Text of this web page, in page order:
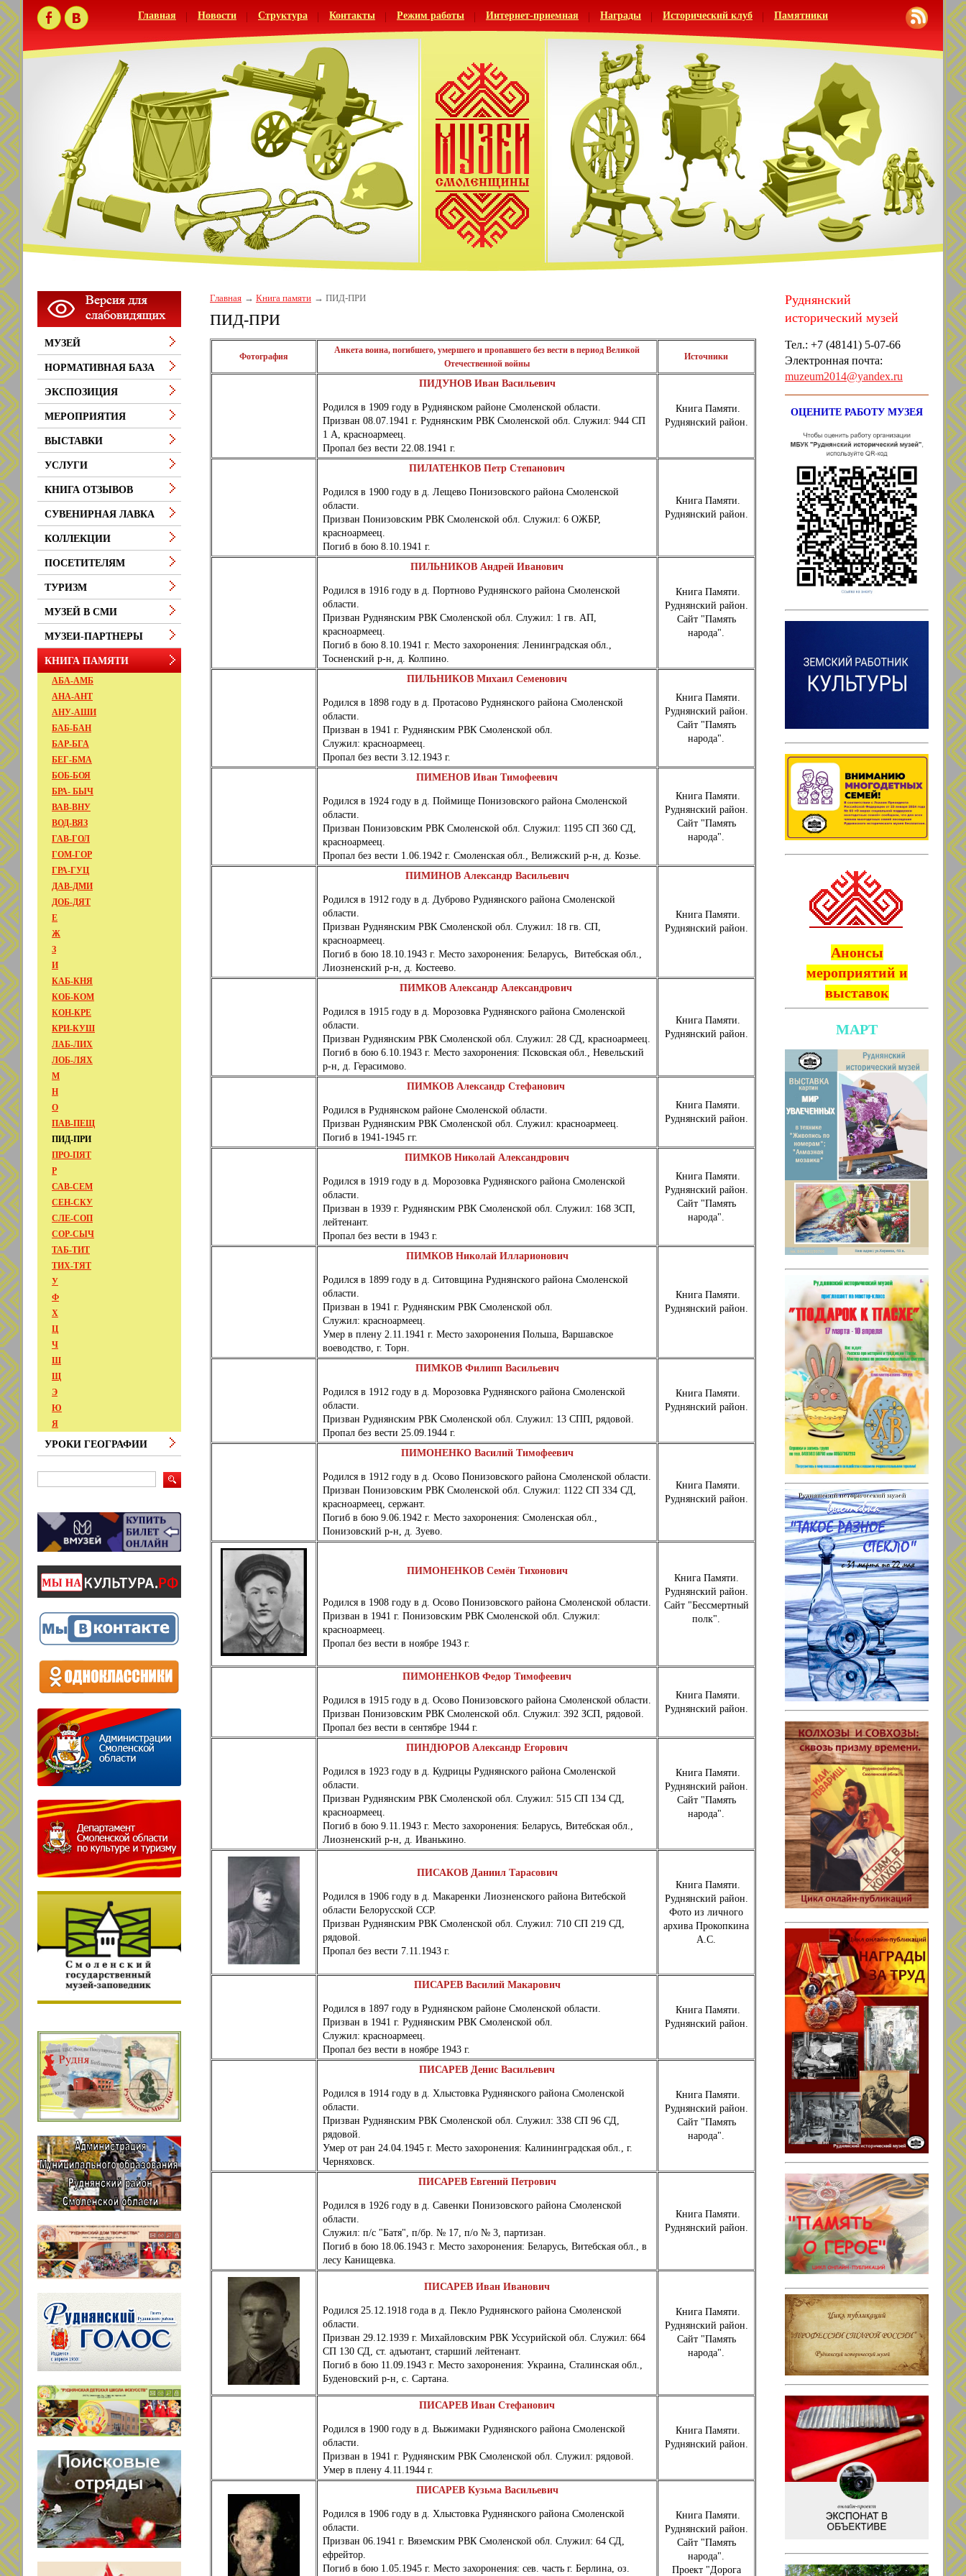
Главная Новости Структура Контакты Режим работы Интернет-приемная Награды Исторический клуб Памятники
Главная Книга памяти ПИД-ПРИ
ПИД-ПРИ
Фотография
Анкета воина, погибшего, умершего и пропавшего без вести в период Великой
Отечественной войны
Источники
ПИДУНОВ Иван Васильевич
Родился в 1909 году в Руднянском районе Смоленской области.
Призван 08.07.1941 г. Руднянским РВК Смоленской обл. Служил: 944 СП
1 А, красноармеец.
Пропал без вести 22.08.1941 г.
Книга Памяти.
Руднянский район.
ПИЛАТЕНКОВ Петр Степанович
Родился в 1900 году в д. Лещево Понизовского района Смоленской
области.
Призван Понизовским РВК Смоленской обл. Служил: 6 ОЖБР,
красноармеец.
Погиб в бою 8.10.1941 г.
Книга Памяти.
Руднянский район.
ПИЛЬНИКОВ Андрей Иванович
Родился в 1916 году в д. Портново Руднянского района Смоленской
области.
Призван Руднянским РВК Смоленской обл. Служил: 1 гв. АП,
красноармеец.
Погиб в бою 8.10.1941 г. Место захоронения: Ленинградская обл.,
Тосненский р-н, д. Колпино.
Книга Памяти.
Руднянский район.
Сайт "Память
народа".
ПИЛЬНИКОВ Михаил Семенович
Родился в 1898 году в д. Протасово Руднянского района Смоленской
области.
Призван в 1941 г. Руднянским РВК Смоленской обл.
Служил: красноармеец.
Пропал без вести 3.12.1943 г.
Книга Памяти.
Руднянский район.
Сайт "Память
народа".
ПИМЕНОВ Иван Тимофеевич
Родился в 1924 году в д. Поймище Понизовского района Смоленской
области.
Призван Понизовским РВК Смоленской обл. Служил: 1195 СП 360 СД,
красноармеец.
Пропал без вести 1.06.1942 г. Смоленская обл., Велижский р-н, д. Козье.
Книга Памяти.
Руднянский район.
Сайт "Память
народа".
ПИМИНОВ Александр Васильевич
Родился в 1912 году в д. Дуброво Руднянского района Смоленской
области.
Призван Руднянским РВК Смоленской обл. Служил: 18 гв. СП,
красноармеец.
Погиб в бою 18.10.1943 г. Место захоронения: Беларусь, Витебская обл.,
Лиозненский р-н, д. Костеево.
Книга Памяти.
Руднянский район.
ПИМКОВ Александр Александрович
Родился в 1915 году в д. Морозовка Руднянского района Смоленской
области.
Призван Руднянским РВК Смоленской обл. Служил: 28 СД, красноармеец.
Погиб в бою 6.10.1943 г. Место захоронения: Псковская обл., Невельский
р-н, д. Герасимово.
Книга Памяти.
Руднянский район.
ПИМКОВ Александр Стефанович
Родился в Руднянском районе Смоленской области.
Призван Руднянским РВК Смоленской обл. Служил: красноармеец.
Погиб в 1941-1945 гг.
Книга Памяти.
Руднянский район.
ПИМКОВ Николай Александрович
Родился в 1919 году в д. Морозовка Руднянского района Смоленской
области.
Призван в 1939 г. Руднянским РВК Смоленской обл. Служил: 168 ЗСП,
лейтенант.
Пропал без вести в 1943 г.
Книга Памяти.
Руднянский район.
Сайт "Память
народа".
ПИМКОВ Николай Илларионович
Родился в 1899 году в д. Ситовщина Руднянского района Смоленской
области.
Призван в 1941 г. Руднянским РВК Смоленской обл.
Служил: красноармеец.
Умер в плену 2.11.1941 г. Место захоронения Польша, Варшавское
воеводство, г. Торн.
Книга Памяти.
Руднянский район.
ПИМКОВ Филипп Васильевич
Родился в 1912 году в д. Морозовка Руднянского района Смоленской
области.
Призван Руднянским РВК Смоленской обл. Служил: 13 СПП, рядовой.
Пропал без вести 25.09.1944 г.
Книга Памяти.
Руднянский район.
ПИМОНЕНКО Василий Тимофеевич
Родился в 1912 году в д. Осово Понизовского района Смоленской области.
Призван Понизовским РВК Смоленской обл. Служил: 1122 СП 334 СД,
красноармеец, сержант.
Погиб в бою 9.06.1942 г. Место захоронения: Смоленская обл.,
Понизовский р-н, д. Зуево.
Книга Памяти.
Руднянский район.
ПИМОНЕНКОВ Семён Тихонович
Родился в 1908 году в д. Осово Понизовского района Смоленской области.
Призван в 1941 г. Понизовским РВК Смоленской обл. Служил:
красноармеец.
Пропал без вести в ноябре 1943 г.
Книга Памяти.
Руднянский район.
Сайт "Бессмертный
полк".
ПИМОНЕНКОВ Федор Тимофеевич
Родился в 1915 году в д. Осово Понизовского района Смоленской области.
Призван Понизовским РВК Смоленской обл. Служил: 392 ЗСП, рядовой.
Пропал без вести в сентябре 1944 г.
Книга Памяти.
Руднянский район.
ПИНДЮРОВ Александр Егорович
Родился в 1923 году в д. Кудрицы Руднянского района Смоленской
области.
Призван Руднянским РВК Смоленской обл. Служил: 515 СП 134 СД,
красноармеец.
Погиб в бою 9.11.1943 г. Место захоронения: Беларусь, Витебская обл.,
Лиозненский р-н, д. Иванькино.
Книга Памяти.
Руднянский район.
Сайт "Память
народа".
ПИСАКОВ Даниил Тарасович
Родился в 1906 году в д. Макаренки Лиозненского района Витебской
области Белорусской ССР.
Призван Руднянским РВК Смоленской обл. Служил: 710 СП 219 СД,
рядовой.
Пропал без вести 7.11.1943 г.
Книга Памяти.
Руднянский район.
Фото из личного
архива Прокопкина
А.С.
ПИСАРЕВ Василий Макарович
Родился в 1897 году в Руднянском районе Смоленской области.
Призван в 1941 г. Руднянским РВК Смоленской обл.
Служил: красноармеец.
Пропал без вести в ноябре 1943 г.
Книга Памяти.
Руднянский район.
ПИСАРЕВ Денис Васильевич
Родился в 1914 году в д. Хлыстовка Руднянского района Смоленской
области.
Призван Руднянским РВК Смоленской обл. Служил: 338 СП 96 СД,
рядовой.
Умер от ран 24.04.1945 г. Место захоронения: Калининградская обл., г.
Черняховск.
Книга Памяти.
Руднянский район.
Сайт "Память
народа".
ПИСАРЕВ Евгений Петрович
Родился в 1926 году в д. Савенки Понизовского района Смоленской
области.
Служил: п/с "Батя", п/бр. № 17, п/о № 3, партизан.
Погиб в бою 18.06.1943 г. Место захоронения: Беларусь, Витебская обл., в
лесу Канищевка.
Книга Памяти.
Руднянский район.
ПИСАРЕВ Иван Иванович
Родился 25.12.1918 года в д. Пекло Руднянского района Смоленской
области.
Призван 29.12.1939 г. Михайловским РВК Уссурийской обл. Служил: 664
СП 130 СД, ст. адъютант, старший лейтенант.
Погиб в бою 11.09.1943 г. Место захоронения: Украина, Сталинская обл.,
Буденовский р-н, с. Сартана.
Книга Памяти.
Руднянский район.
Сайт "Память
народа".
ПИСАРЕВ Иван Стефанович
Родился в 1900 году в д. Выжимаки Руднянского района Смоленской
области.
Призван в 1941 г. Руднянским РВК Смоленской обл. Служил: рядовой.
Умер в плену 4.11.1944 г.
Книга Памяти.
Руднянский район.
ПИСАРЕВ Кузьма Васильевич
Родился в 1906 году в д. Хлыстовка Руднянского района Смоленской
области.
Призван 06.1941 г. Вяземским РВК Смоленской обл. Служил: 64 СД,
ефрейтор.
Погиб в бою 1.05.1945 г. Место захоронения: сев. часть г. Берлина, оз.
Книга Памяти.
Руднянский район.
Сайт "Память
народа".
Проект "Дорога
МУЗЕЙ
НОРМАТИВНАЯ БАЗА
ЭКСПОЗИЦИЯ
МЕРОПРИЯТИЯ
ВЫСТАВКИ
УСЛУГИ
КНИГА ОТЗЫВОВ
СУВЕНИРНАЯ ЛАВКА
КОЛЛЕКЦИИ
ПОСЕТИТЕЛЯМ
ТУРИЗМ
МУЗЕЙ В СМИ
МУЗЕИ-ПАРТНЕРЫ
КНИГА ПАМЯТИ
АБА-АМБ
АНА-АНТ
АНУ-АШИ
БАБ-БАН
БАР-БГА
БЕГ-БМА
БОБ-БОЯ
БРА- БЫЧ
ВАВ-ВНУ
ВОД-ВЯЗ
ГАВ-ГОЛ
ГОМ-ГОР
ГРА-ГУЦ
ДАВ-ДМИ
ДОБ-ДЯТ
Е
Ж
З
И
КАБ-КНЯ
КОБ-КОМ
КОН-КРЕ
КРИ-КУШ
ЛАБ-ЛИХ
ЛОБ-ЛЯХ
М
Н
О
ПАВ-ПЕЩ
ПИД-ПРИ
ПРО-ПЯТ
Р
САВ-СЕМ
СЕН-СКУ
СЛЕ-СОП
СОР-СЫЧ
ТАБ-ТИТ
ТИХ-ТЯТ
У
Ф
Х
Ц
Ч
Ш
Щ
Э
Ю
Я
УРОКИ ГЕОГРАФИИ
Руднянский
исторический музей
Тел.: +7 (48141) 5-07-66
Электронная почта:
muzeum2014@yandex.ru
ОЦЕНИТЕ РАБОТУ МУЗЕЯ
Анонсы
мероприятий и
выставок
МАРТ